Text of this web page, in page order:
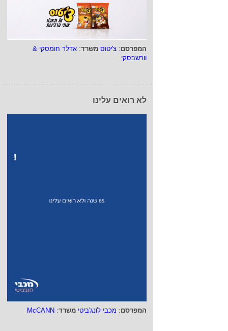
המפרסם: צ'יטוס משרד: אדלר חומסקי &
וורשבסקי
לא רואים עלינו
המפרסם: מכבי לונג'ביטי משרד:
McCANN